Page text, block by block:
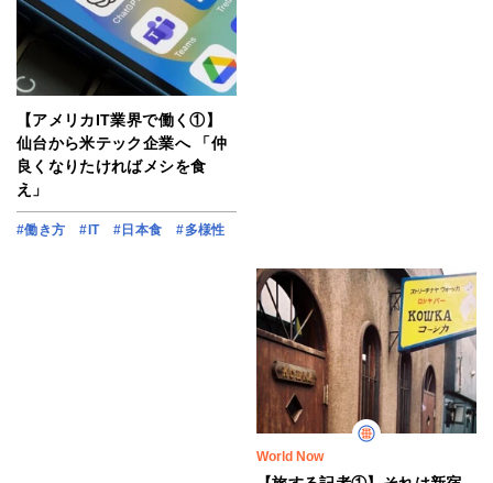
【アメリカIT業界で働く①】
仙台から米テック企業へ 「仲
良くなりたければメシを食
え」
#働き方 #IT #日本食 #多様性
World Now